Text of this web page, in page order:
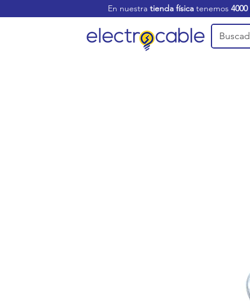
En nuestra tienda física tenemos